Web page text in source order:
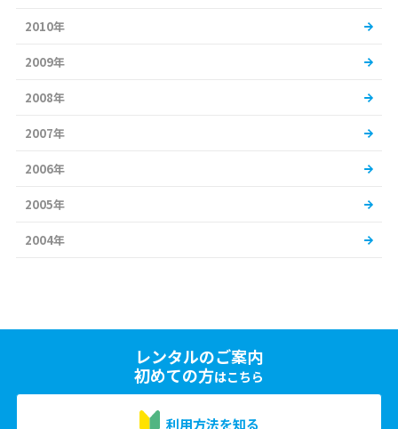
2010年
2009年
2008年
2007年
2006年
2005年
2004年
レンタルのご案内
初めての方はこちら
利用方法を知る